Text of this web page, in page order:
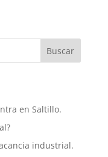
Buscar
en Saltillo.
industrial.